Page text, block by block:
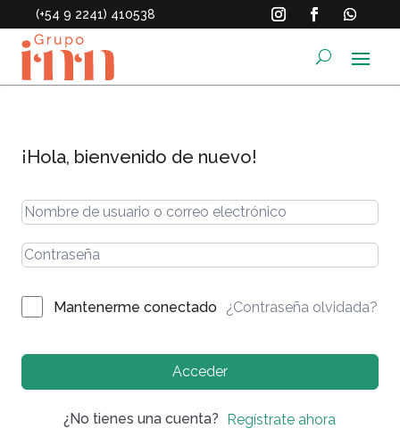
(+54 9 2241) 410538
¡Hola, bienvenido de nuevo!
Mantenerme conectado ¿Contraseña olvidada?
Acceder
¿No tienes una cuenta? Regístrate ahora